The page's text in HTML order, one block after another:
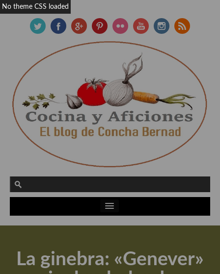
Actualidad y recomendaciones
Apuntes, estudios sobre temas interesantes e importantes
La ginebra: «Genever»
No theme CSS loaded